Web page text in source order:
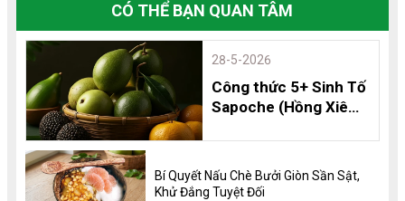
CÓ THỂ BẠN QUAN TÂM
28-5-2026
Công thức 5+ Sinh Tố
Sapoche (Hồng Xiêm)
Dưỡng và 8 Lợi Ích
Không Thể Bỏ Qua
Bí Quyết Nấu Chè Bưởi Giòn Sần Sật,
Khử Đắng Tuyệt Đối